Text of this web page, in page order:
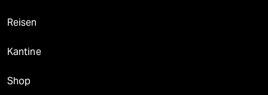
Reisen
Kantine
Shop